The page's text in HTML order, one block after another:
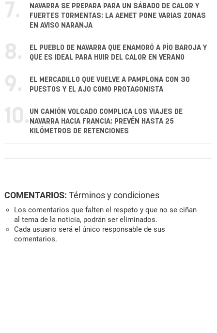
7.
NAVARRA SE PREPARA PARA UN SÁBADO DE CALOR Y
FUERTES TORMENTAS: LA AEMET PONE VARIAS ZONAS
EN AVISO NARANJA
8.
EL PUEBLO DE NAVARRA QUE ENAMORÓ A PÍO BAROJA Y
QUE ES IDEAL PARA HUIR DEL CALOR EN VERANO
9.
EL MERCADILLO QUE VUELVE A PAMPLONA CON 30
PUESTOS Y EL AJO COMO PROTAGONISTA
10. UN CAMIÓN VOLCADO COMPLICA LOS VIAJES DE
NAVARRA HACIA FRANCIA: PREVÉN HASTA 25
KILÓMETROS DE RETENCIONES
COMENTARIOS: Términos y condiciones
Los comentarios que falten el respeto y que no se ciñan
al tema de la noticia, podrán ser eliminados.
Cada usuario será el único responsable de sus
comentarios.